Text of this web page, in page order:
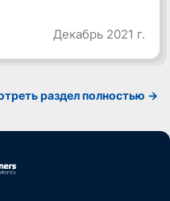
Декабрь 2021 г.
раздел полностью ->